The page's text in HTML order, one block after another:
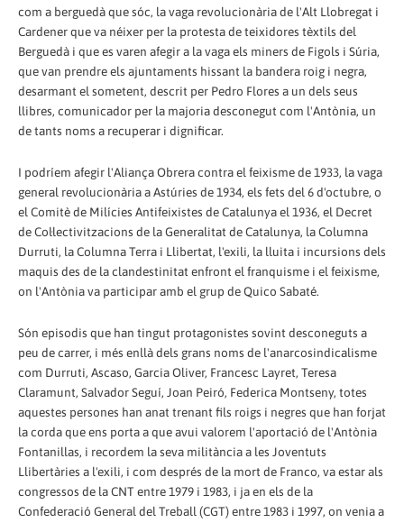
com a berguedà que sóc, la vaga revolucionària de l'Alt Llobregat i
Cardener que va néixer per la protesta de teixidores tèxtils del
Berguedà i que es varen afegir a la vaga els miners de Figols i Súria,
que van prendre els ajuntaments hissant la bandera roig i negra,
desarmant el sometent, descrit per Pedro Flores a un dels seus
llibres, comunicador per la majoria desconegut com l'Antònia, un
de tants noms a recuperar i dignificar.
I podríem afegir l'Aliança Obrera contra el feixisme de 1933, la vaga
general revolucionària a Astúries de 1934, els fets del 6 d'octubre, o
el Comitè de Milícies Antifeixistes de Catalunya el 1936, el Decret
de Col·lectivitzacions de la Generalitat de Catalunya, la Columna
Durruti, la Columna Terra i Llibertat, l'exili, la lluita i incursions dels
maquis des de la clandestinitat enfront el franquisme i el feixisme,
on l'Antònia va participar amb el grup de Quico Sabaté.
Són episodis que han tingut protagonistes sovint desconeguts a
peu de carrer, i més enllà dels grans noms de l'anarcosindicalisme
com Durruti, Ascaso, Garcia Oliver, Francesc Layret, Teresa
Claramunt, Salvador Seguí, Joan Peiró, Federica Montseny, totes
aquestes persones han anat trenant fils roigs i negres que han forjat
la corda que ens porta a que avui valorem l'aportació de l'Antònia
Fontanillas, i recordem la seva militància a les Joventuts
Llibertàries a l'exili, i com després de la mort de Franco, va estar als
congressos de la CNT entre 1979 i 1983, i ja en els de la
Confederació General del Treball (CGT) entre 1983 i 1997, on venia a